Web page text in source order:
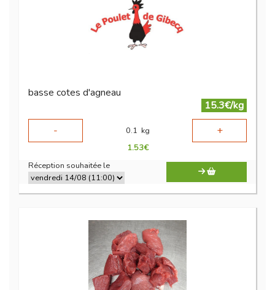
basse cotes d'agneau
15.3€/kg
-
0.1 kg +
1.53€
Réception souhaitée le